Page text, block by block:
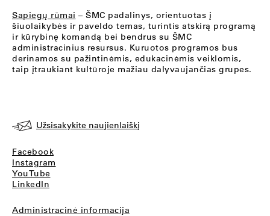
Sapiegų rūmai – ŠMC padalinys, orientuotas į
šiuolaikybės ir paveldo temas, turintis atskirą programą
ir kūrybinę komandą bei bendrus su ŠMC
administracinius resursus. Kuruotos programos bus
derinamos su pažintinėmis, edukacinėmis veiklomis,
taip įtraukiant kultūroje mažiau dalyvaujančias grupes.
Užsisakykite naujienlaiškį
Facebook
Instagram
YouTube
LinkedIn
Administracinė informacija